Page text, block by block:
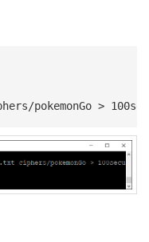
pokemonGo >